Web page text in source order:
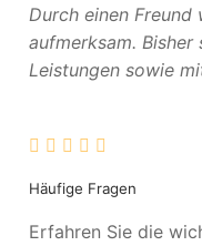
Durch einen Freund
aufmerksam.
Leistungen sowie
Häufige Fragen
Erfahren Sie die